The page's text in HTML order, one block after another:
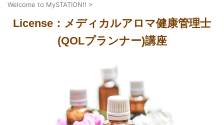
Welcome to MySTATION!! >
License：メディカルアロマ健康管理士
(QOLプランナー)講座